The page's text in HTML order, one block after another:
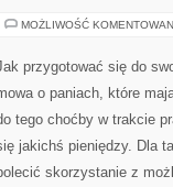
MOŻLIWOŚĆ
przygotować się do
o paniach, które
tego choćby w trakcie
jakichś pieniędzy. Dla
skorzystanie z